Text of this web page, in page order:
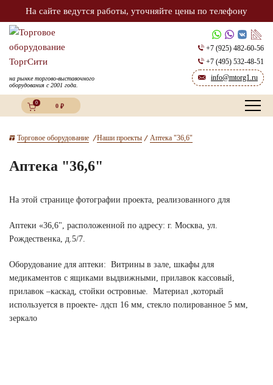
На сайте ведутся работы, уточняйте цены по телефону
+7 (495) 532-48-51
+7 (925) 482-60-56
info@mtorg1.ru
на рынке торгово-выставочного
оборудования с 2001 года.
0 0 ₽
Торговое оборудование Наши проекты Аптека "36,6"
Аптека "36,6"
На этой странице фотографии проекта, реализованного для
Аптеки «36,6", расположенной по адресу: г. Москва, ул.
Рождественка, д.5/7.
Оборудование для аптеки: Витрины в зале, шкафы для
медикаментов с ящиками выдвижными, прилавок кассовый,
прилавок –каскад, стойки островные. Материал ,который
используется в проекте- лдсп 16 мм, стекло полированное 5 мм,
зеркало